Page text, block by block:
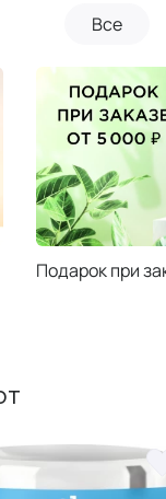
Все
Подарок при